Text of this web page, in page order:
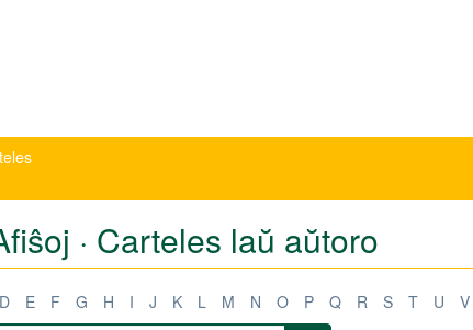
· Carteles laŭ aŭtoro
D E F G H I J K L M N O P Q R S T U V